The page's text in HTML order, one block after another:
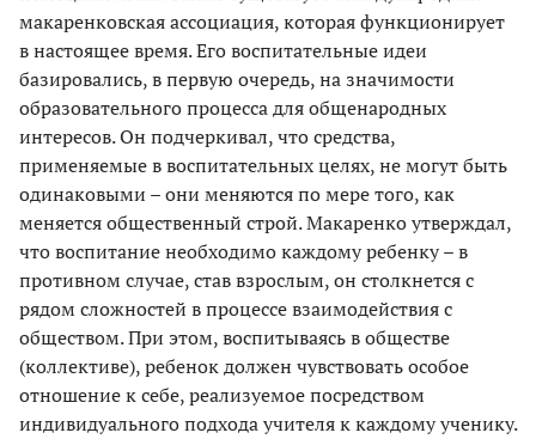
макаренковская ассоциация, которая функционирует
в настоящее время. Его воспитательные идеи
базировались, в первую очередь, на значимости
образовательного процесса для общенародных
интересов. Он подчеркивал, что средства,
применяемые в воспитательных целях, не могут быть
одинаковыми – они меняются по мере того, как
меняется общественный строй. Макаренко утверждал,
что воспитание необходимо каждому ребенку – в
противном случае, став взрослым, он столкнется с
рядом сложностей в процессе взаимодействия с
обществом. При этом, воспитываясь в обществе
(коллективе), ребенок должен чувствовать особое
отношение к себе, реализуемое посредством
индивидуального подхода учителя к каждому ученику.